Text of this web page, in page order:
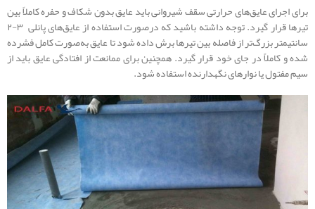
برای اجرای عایق‌های حرارتی سقف شیروانی باید عایق بدون شکاف و حفره کاملاً بین
تیرها قرار گیرد. توجه داشته باشید که درصورت استفاده از عایق‌های پانلی ۳-۲
سانتیمتر بزرگ‌تر از فاصله بین تیرها برش داده شود تا عایق به‌صورت کامل فشرده
شده و کاملاً در جای خود قرار گیرد. همچنین برای ممانعت از افتادگی عایق باید از
سیم مفتول یا نوارهای نگهدارنده استفاده شود.